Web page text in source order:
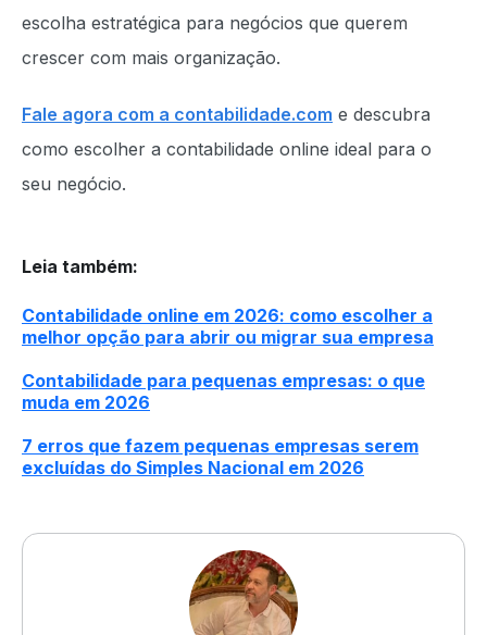
escolha estratégica para negócios que querem
crescer com mais organização.
Fale agora com a contabilidade.com e descubra
como escolher a contabilidade online ideal para o
seu negócio.
Leia também:
Contabilidade online em 2026: como escolher a
melhor opção para abrir ou migrar sua empresa
Contabilidade para pequenas empresas: o que
muda em 2026
7 erros que fazem pequenas empresas serem
excluídas do Simples Nacional em 2026